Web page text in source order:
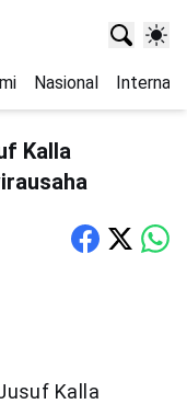
Nasional
Kalla
Kalla